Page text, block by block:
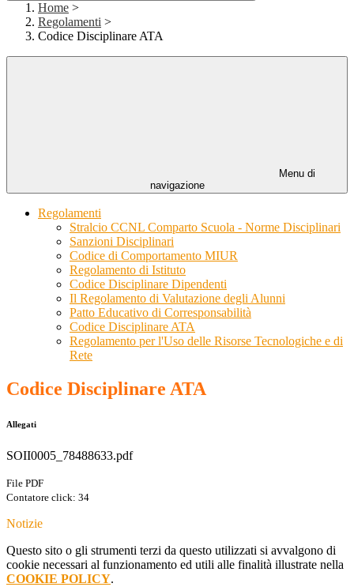
Home >
Regolamenti >
Codice Disciplinare ATA
Menu di
navigazione
Regolamenti
Stralcio CCNL Comparto Scuola - Norme Disciplinari
Sanzioni Disciplinari
Codice di Comportamento MIUR
Regolamento di Istituto
Codice Disciplinare Dipendenti
Il Regolamento di Valutazione degli Alunni
Patto Educativo di Corresponsabilità
Codice Disciplinare ATA
Regolamento per l'Uso delle Risorse Tecnologiche e di
Rete
Codice Disciplinare ATA
Allegati
SOII0005_78488633.pdf
File PDF
Contatore click: 34
Notizie
Questo sito o gli strumenti terzi da questo utilizzati si avvalgono di
cookie necessari al funzionamento ed utili alle finalità illustrate nella
COOKIE POLICY.